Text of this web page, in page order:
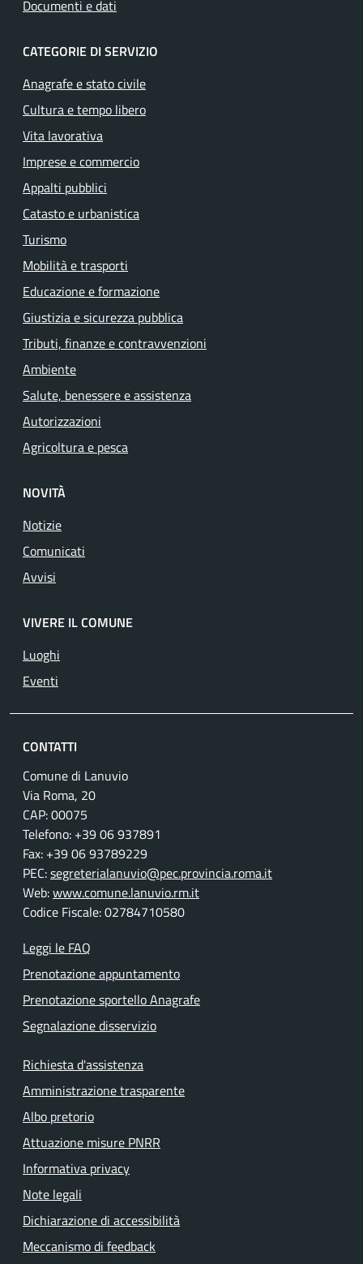
Documenti e dati
CATEGORIE DI SERVIZIO
Anagrafe e stato civile
Cultura e tempo libero
Vita lavorativa
Imprese e commercio
Appalti pubblici
Catasto e urbanistica
Turismo
Mobilità e trasporti
Educazione e formazione
Giustizia e sicurezza pubblica
Tributi, finanze e contravvenzioni
Ambiente
Salute, benessere e assistenza
Autorizzazioni
Agricoltura e pesca
NOVITÀ
Notizie
Comunicati
Avvisi
VIVERE IL COMUNE
Luoghi
Eventi
CONTATTI
Comune di Lanuvio
Via Roma, 20
CAP: 00075
Telefono: +39 06 937891
Fax: +39 06 93789229
PEC:segreterialanuvio@pec.provincia.roma.it
Web:www.comune.lanuvio.rm.it
Codice Fiscale: 02784710580
Leggi le FAQ
Prenotazione appuntamento
Prenotazione sportello Anagrafe
Segnalazione disservizio
Richiesta d'assistenza
Amministrazione trasparente
Albo pretorio
Attuazione misure PNRR
Informativa privacy
Note legali
Dichiarazione di accessibilità
Meccanismo di feedback